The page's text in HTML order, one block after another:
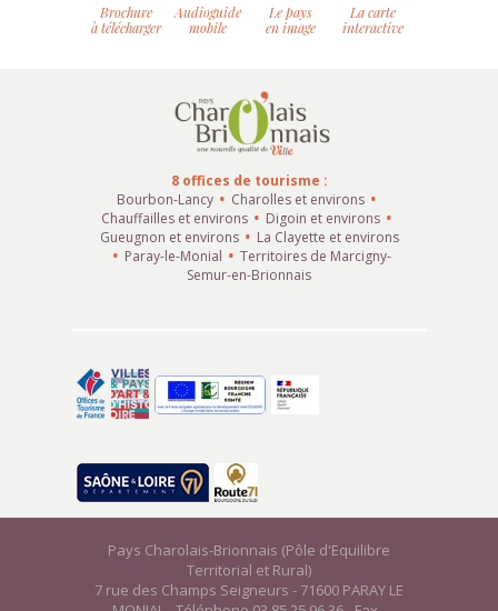
Brochure
à télécharger
Audioguide
mobile
Le pays
en image
La carte
interactive
8 offices de tourisme :
Bourbon-Lancy
Charolles et environs
Chauffailles et environs
Digoin et environs
Gueugnon et environs
La Clayette et environs
Paray-le-Monial
Territoires de Marcigny-
Semur-en-Brionnais
Pays Charolais-Brionnais (Pôle d'Equilibre
Territorial et Rural)
7 rue des Champs Seigneurs - 71600 PARAY LE